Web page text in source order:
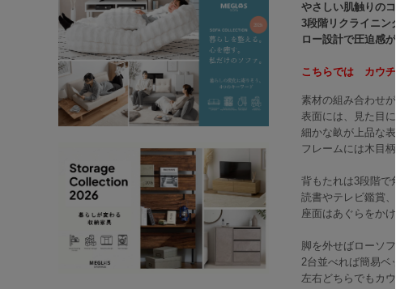
やさしい肌触りのコー
3段階リクライニング
ロー設計で圧迫感が少
こちらでは カウチタ
素材の組み合わせが魅
表面には、見た目にも
細かな畝が上品な表情
フレームには木目柄を
背もたれは3段階で角度
読書やテレビ鑑賞、横
座面はあぐらをかける
脚を外せばローソファ
2台並べれば簡易ベッ
左右どちらでもカウチ